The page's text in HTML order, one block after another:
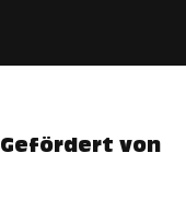
Gefördert von